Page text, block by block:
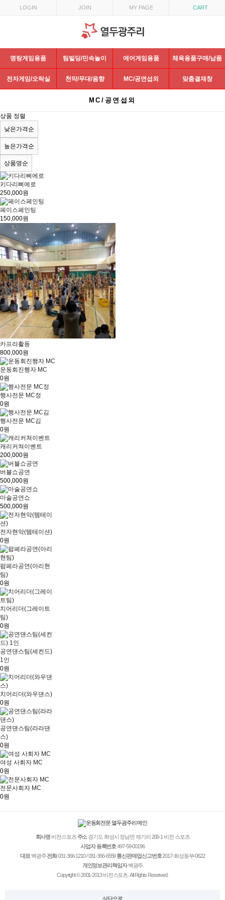
LOGIN JOIN MY PAGE CART
명랑게임용품 팀빌딩/민속놀이 에어게임용품 체육용품구매/납품
전자게임/오락실 천막/무대/음향 MC/공연섭외 맞춤결재창
MC/공연섭외
상품 정렬
낮은가격순
높은가격순
상품명순
키다리삐에로
250,000원
페이스페인팅
150,000원
카프라활동
800,000원
운동회진행자 MC
0원
행사전문 MC정
0원
행사전문 MC김
0원
캐리커쳐이벤트
200,000원
버블쇼공연
500,000원
마술공연쇼
500,000원
전자현악(템테이션)
0원
팝페라공연(아리현
팀)
0원
치어리더(그레이트
팀)
0원
공연댄스팀(세컨드)
1인
0원
치어리더(와우댄스)
0원
공연댄스팀(라라댄
스)
0원
여성 사회자 MC
0원
전문사회자 MC
0원
회사명 비전스포츠 주소경기도 화성시 정남면 제기리 206-1 비전 스포츠
사업자 등록번호497-59-00196
대표백광주 전화031-366-1210 / 031-366-6559 통신판매업신고번호2017-화성동부-0622
개인정보관리책임자백광주
Copyright © 2001-2013 비전스포츠. All Rights Reserved.
상단으로